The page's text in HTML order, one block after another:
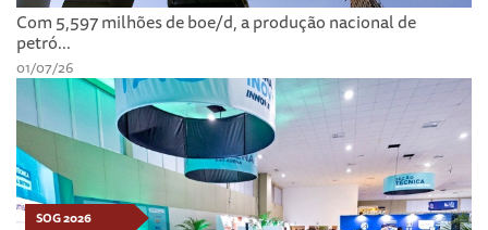
Com 5,597 milhões de boe/d, a produção nacional de
petró...
01/07/26
SOG 2026